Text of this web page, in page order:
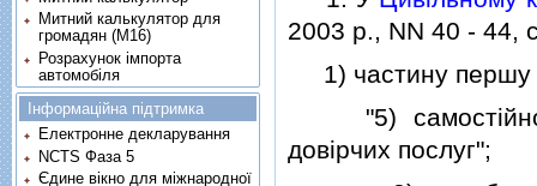
2003 р., NN 40 - 44,
1) частину першу
"5) самостiйно
довiрчих послуг";
Митний калькулятор для
громадян (М16)
Розрахунок імпорта
автомобіля
Інформаційна підтримка
Електронне декларування
NCTS Фаза 5
Єдине вікно для міжнародної